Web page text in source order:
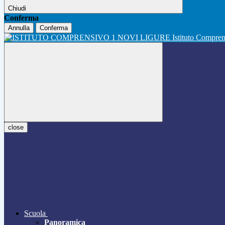
Chiudi
Conferma
Annulla Conferma
Istituto
close
Scuola
Panoramica